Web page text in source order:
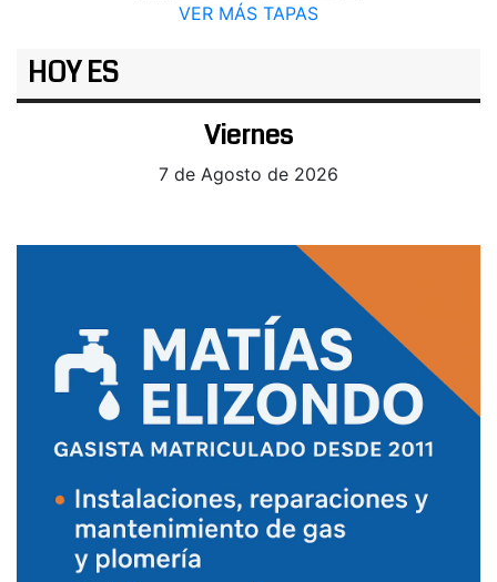
VER MÁS TAPAS
HOY ES
Viernes
7 de Agosto de 2026